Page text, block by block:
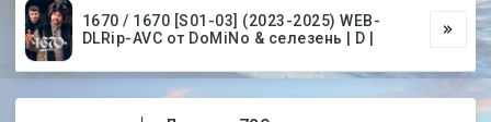
1670 / 1670 [S01-03] (2023-2025) WEB-
DLRip-AVC от DoMiNo & селезень | D |